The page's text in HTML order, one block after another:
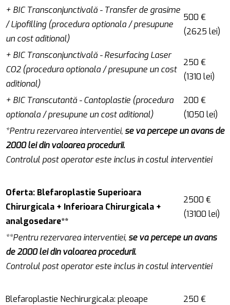
+ BIC Transconjunctivală - Transfer de grasime
/ Lipofilling (procedura optionala / presupune
un cost aditional)
500 €
(2625 lei)
+ BIC Transconjunctivală - Resurfacing Laser
CO2 (procedura optionala / presupune un cost
aditional)
250 €
(1310 lei)
+ BIC Transcutantă - Cantoplastie (procedura
optionala / presupune un cost aditional)
200 €
(1050 lei)
*Pentru rezervarea interventiei, se va percepe un avans de
2000 lei din valoarea procedurii.
Controlul post operator este inclus in costul interventiei
Oferta: Blefaroplastie Superioara
Chirurgicala + Inferioara Chirurgicala +
analgosedare**
2500 €
(13100 lei)
**Pentru rezervarea interventiei, se va percepe un avans
de 2000 lei din valoarea procedurii.
Controlul post operator este inclus in costul interventiei
Blefaroplastie Nechirurgicala: pleoape
250 €